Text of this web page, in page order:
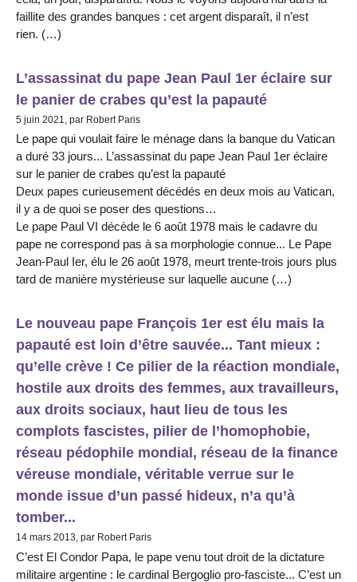
faillite des grandes banques : cet argent disparaît, il n’est
rien. (…)
L’assassinat du pape Jean Paul 1er éclaire sur
le panier de crabes qu’est la papauté
5 juin 2021, par Robert Paris
Le pape qui voulait faire le ménage dans la banque du Vatican
a duré 33 jours... L’assassinat du pape Jean Paul 1er éclaire
sur le panier de crabes qu’est la papauté
Deux papes curieusement décédés en deux mois au Vatican,
il y a de quoi se poser des questions…
Le pape Paul VI décède le 6 août 1978 mais le cadavre du
pape ne correspond pas à sa morphologie connue... Le Pape
Jean-Paul Ier, élu le 26 août 1978, meurt trente-trois jours plus
tard de manière mystérieuse sur laquelle aucune (…)
Le nouveau pape François 1er est élu mais la
papauté est loin d’être sauvée... Tant mieux :
qu’elle crève ! Ce pilier de la réaction mondiale,
hostile aux droits des femmes, aux travailleurs,
aux droits sociaux, haut lieu de tous les
complots fascistes, pilier de l’homophobie,
réseau pédophile mondial, réseau de la finance
véreuse mondiale, véritable verrue sur le
monde issue d’un passé hideux, n’a qu’à
tomber...
14 mars 2013, par Robert Paris
C’est El Condor Papa, le pape venu tout droit de la dictature
militaire argentine : le cardinal Bergoglio pro-fasciste... C’est un